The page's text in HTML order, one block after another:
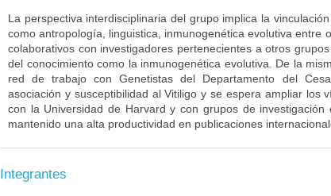
La perspectiva interdisciplinaria del grupo implica la
como antropología, linguistica, inmunogenética evolutiva entre
colaborativos con investigadores pertenecientes a otros
del conocimiento como la inmunogenética evolutiva. De la
red de trabajo con Genetistas del Departamento del
asociación y susceptibilidad al Vitiligo y se espera ampliar los
con la Universidad de Harvard y con grupos de
mantenido una alta productividad en publicaciones
Integrantes